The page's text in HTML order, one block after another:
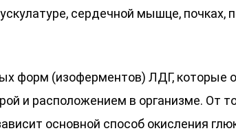
сердечной мышце, почках,
форм (изоферментов) ЛДГ, которые
и расположением в организме. От
основной способ окисления